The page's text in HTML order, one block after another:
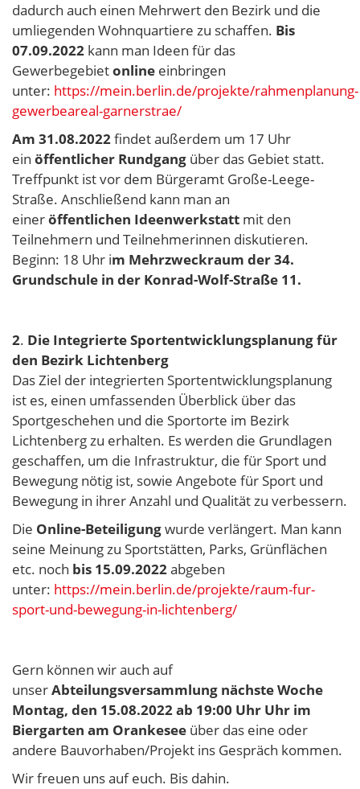
dadurch auch einen Mehrwert den Bezirk und die
umliegenden Wohnquartiere zu schaffen. Bis
07.09.2022 kann man Ideen für das
Gewerbegebietonline einbringen
unter: https://mein.berlin.de/projekte/rahmenplanung-
gewerbeareal-garnerstrae/
Am 31.08.2022findet außerdem um 17 Uhr
ein öffentlicher Rundgang über das Gebiet statt.
Treffpunkt ist vor dem Bürgeramt Große-Leege-
Straße. Anschließend kann man an
eineröffentlichen Ideenwerkstatt mit den
Teilnehmern und Teilnehmerinnen diskutieren.
Beginn: 18 Uhr im Mehrzweckraum der 34.
Grundschule in der Konrad-Wolf-Straße 11.
2. Die Integrierte Sportentwicklungsplanung für
den Bezirk Lichtenberg
Das Ziel der integrierten Sportentwicklungsplanung
ist es, einen umfassenden Überblick über das
Sportgeschehen und die Sportorte im Bezirk
Lichtenberg zu erhalten. Es werden die Grundlagen
geschaffen, um die Infrastruktur, die für Sport und
Bewegung nötig ist, sowie Angebote für Sport und
Bewegung in ihrer Anzahl und Qualität zu verbessern.
Die Online-Beteiligungwurde verlängert. Man kann
seine Meinung zu Sportstätten, Parks, Grünflächen
etc. noch bis 15.09.2022abgeben
unter: https://mein.berlin.de/projekte/raum-fur-
sport-und-bewegung-in-lichtenberg/
Gern können wir auch auf
unserAbteilungsversammlung nächste Woche
Montag, den 15.08.2022 ab 19:00 Uhr Uhr im
Biergarten am Orankesee über das eine oder
andere Bauvorhaben/Projekt ins Gespräch kommen.
Wir freuen uns auf euch. Bis dahin.